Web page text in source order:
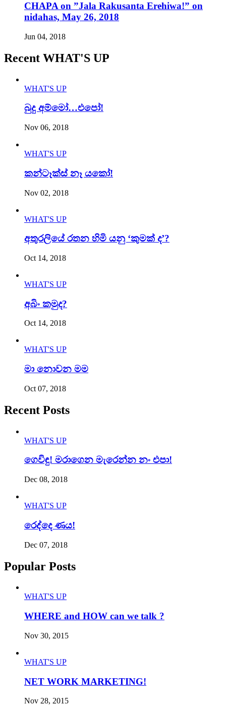
CHAPA on ”Jala Rakusanta Erehiwa!” on
nidahas, May 26, 2018
Jun 04, 2018
Recent WHAT'S UP
WHAT'S UP
බුදු අම්මෝ…එපෝ!
Nov 06, 2018
WHAT'S UP
කන්ටෑක්ස් නෑ යකෝ!
Nov 02, 2018
WHAT'S UP
අතුරලියේ රතන හිමි යනු ‘කුමක් ද’?
Oct 14, 2018
WHAT'S UP
අබිං කමුද?
Oct 14, 2018
WHAT'S UP
මා නොවන මම
Oct 07, 2018
Recent Posts
WHAT'S UP
ගෙවිඳු! මරාගෙන මැරෙන්න නං එපා!
Dec 08, 2018
WHAT'S UP
රෙද්දෙ ණය!
Dec 07, 2018
Popular Posts
WHAT'S UP
WHERE and HOW can we talk ?
Nov 30, 2015
WHAT'S UP
NET WORK MARKETING!
Nov 28, 2015